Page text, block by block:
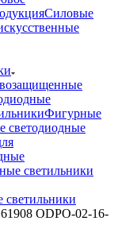
Силовые
Фигурные
светодиодные
светильники
светильники
ODPO-02-16-